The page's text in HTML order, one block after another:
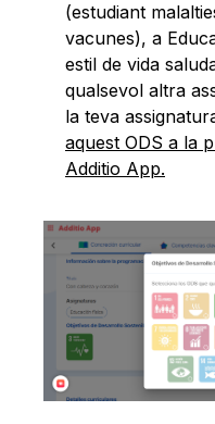
(estudiant
vacunes), a
estil de vida
qualsevol altra
la teva
aquest ODS a la
Additio App.